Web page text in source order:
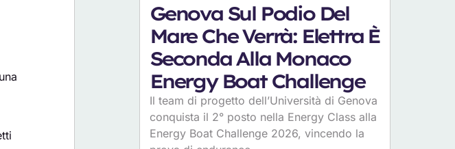
Genova Sul Podio Del
Mare Che Verrà: Elettra È
Seconda Alla Monaco
Energy Boat Challenge
Il team di progetto dell’Università di Genova
conquista il 2° posto nella Energy Class alla
Energy Boat Challenge 2026, vincendo la